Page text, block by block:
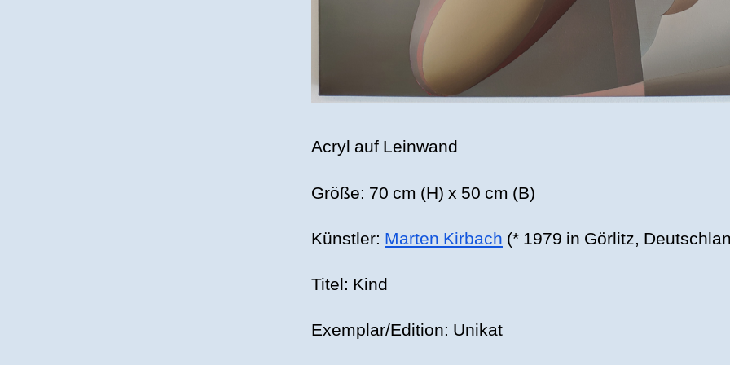
Acryl auf Leinwand
Größe: 70 cm (H) x 50 cm (B)
Künstler: Marten Kirbach (* 1979 in Görlitz,
Titel: Kind
Exemplar/Edition: Unikat